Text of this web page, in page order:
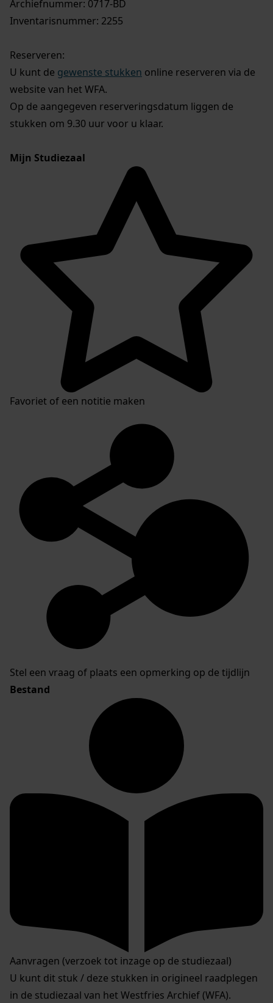
Archiefnummer: 0717-BD
Inventarisnummer: 2255
Reserveren:
U kunt de gewenste stukken online reserveren via de
website van het WFA.
Op de aangegeven reserveringsdatum liggen de
stukken om 9.30 uur voor u klaar.
Mijn Studiezaal
Favoriet of een notitie maken
Stel een vraag of plaats een opmerking op de tijdlijn
Bestand
Aanvragen (verzoek tot inzage op de studiezaal)
U kunt dit stuk / deze stukken in origineel raadplegen
in de studiezaal van het Westfries Archief (WFA).